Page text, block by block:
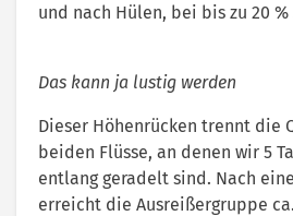
und nach Hülen, bei bis zu 20 %
Das kann ja lustig werden
Dieser Höhenrücken trennt die
beiden Flüsse, an denen wir 5
entlang geradelt sind. Nach
erreicht die Ausreißergruppe